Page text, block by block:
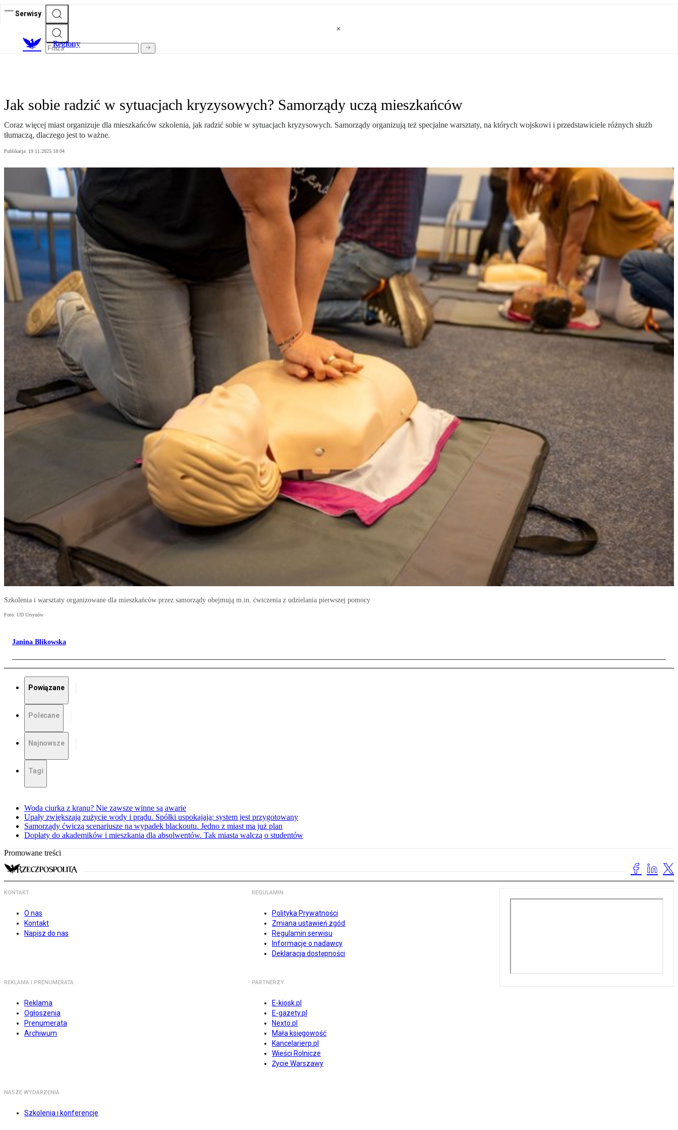
Serwisy
Regiony
Jak sobie radzić w sytuacjach kryzysowych? Samorządy uczą mieszkańców
Coraz więcej miast organizuje dla mieszkańców szkolenia, jak radzić sobie w sytuacjach kryzysowych. Samorządy organizują też specjalne warsztaty, na których wojskowi i przedstawiciele różnych służb
tłumaczą, dlaczego jest to ważne.
Publikacja: 19.11.2025 18:04
Szkolenia i warsztaty organizowane dla mieszkańców przez samorządy obejmują m.in. ćwiczenia z udzielania pierwszej pomocy
Foto: UD Ursynów
Janina Blikowska
Powiązane
Polecane
Najnowsze
Tagi
Woda ciurka z kranu? Nie zawsze winne są awarie
Upały zwiększają zużycie wody i prądu. Spółki uspokajają: system jest przygotowany
Samorządy ćwiczą scenariusze na wypadek blackoutu. Jedno z miast ma już plan
Dopłaty do akademików i mieszkania dla absolwentów. Tak miasta walczą o studentów
Promowane treści
KONTAKT
O nas
Kontakt
Napisz do nas
REGULAMIN
Polityka Prywatności
Zmiana ustawień zgód
Regulamin serwisu
Informacje o nadawcy
Deklaracja dostępności
REKLAMA I PRENUMERATA
Reklama
Ogłoszenia
Prenumerata
Archiwum
PARTNERZY
E-kiosk.pl
E-gazety.pl
Nexto.pl
Mała księgowość
Kancelarierp.pl
Wieści Rolnicze
Życie Warszawy
NASZE WYDARZENIA
Szkolenia i konferencje